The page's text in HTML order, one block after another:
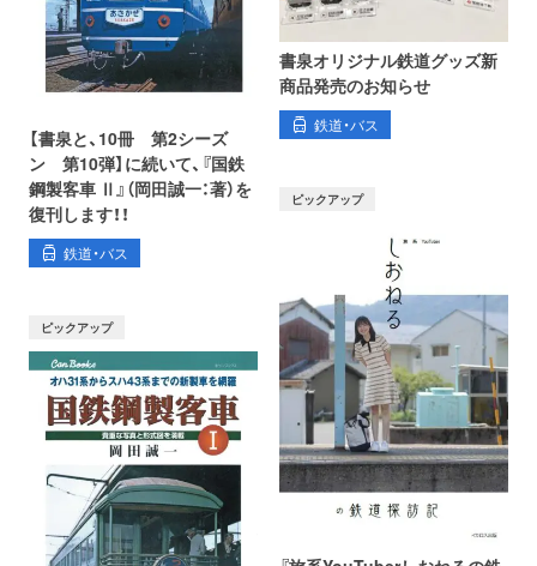
【書泉と、10冊 第2シーズ
ン 第10弾】に続いて、『国鉄
鋼製客車 Ⅱ』（岡田誠一：著）を
復刊します！！
鉄道・バス
書泉オリジナル鉄道グッズ新
商品発売のお知らせ
鉄道・バス
ピックアップ
ピックアップ